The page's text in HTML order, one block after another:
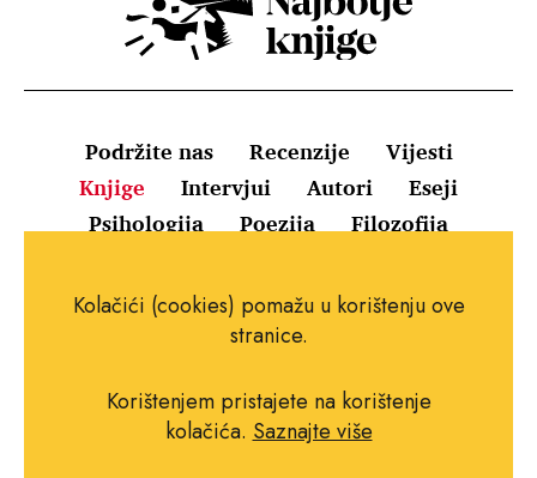
Podržite nas Recenzije
Vijesti
Knjige
Intervjui Autori
Eseji
Psihologija
Poezija Filozofija
Uvjeti korištenja
Pravila o kolačićima
Impressum
Kolačići (cookies) pomažu u korištenju ove
stranice.
Korištenjem pristajete na korištenje
kolačića. Saznajte više